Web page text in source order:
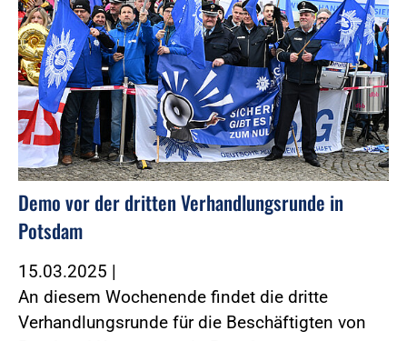
Demo vor der dritten Verhandlungsrunde in
Potsdam
15.03.2025 |
An diesem Wochenende findet die dritte
Verhandlungsrunde für die Beschäftigten von